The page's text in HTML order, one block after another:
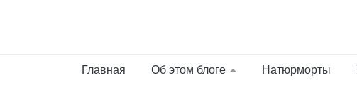
Главная Об этом блоге Натюрморты